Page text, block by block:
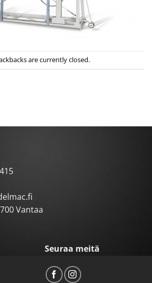
are currently closed.
Vantaa
Seuraa meitä